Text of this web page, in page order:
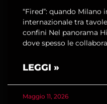
“Fired”: quando Milano
internazionale tra
confini Nel panorama
dove spesso le
LEGGI »
Maggio 11, 2026